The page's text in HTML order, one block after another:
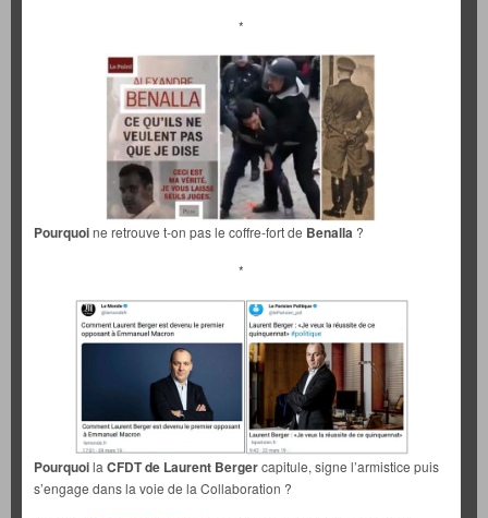
*
Pourquoine retrouve t-on pas le coffre-fort de Benalla ?
*
Pourquoila CFDT de Laurent Bergercapitule, signe l’armistice puis
s’engage dans la voie de la Collaboration ?